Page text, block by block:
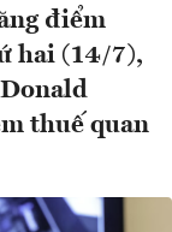
điểm
hai (14/7),
thuế quan